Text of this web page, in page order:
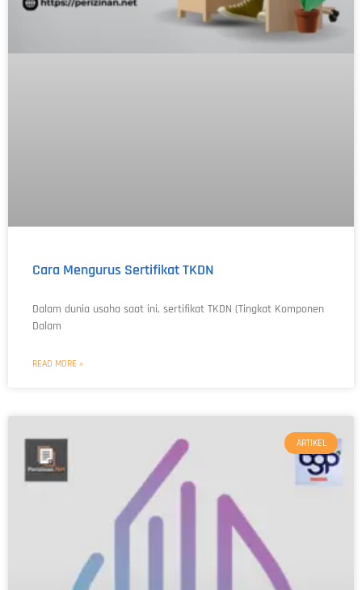
Cara Mengurus Sertifikat TKDN
Dalam dunia usaha saat ini, sertifikat TKDN (Tingkat Komponen
Dalam
READ MORE »
ARTIKEL